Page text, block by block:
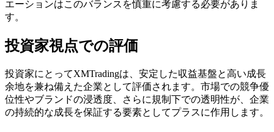
エーションはこのバランスを慎重に考慮する必要がありま
す。
投資家視点での評価
投資家にとってXMTradingは、安定した収益基盤と高い成長
余地を兼ね備えた企業として評価されます。市場での競争優
位性やブランドの浸透度、さらに規制下での透明性が、企業
の持続的な成長を保証する要素としてプラスに作用します。